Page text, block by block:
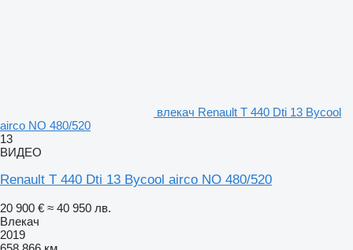
влекач Renault T 440 Dti 13 Bycool
airco NO 480/520
13
ВИДЕО
Renault T 440 Dti 13 Bycool airco NO 480/520
20 900 € ≈ 40 950 лв.
Влекач
2019